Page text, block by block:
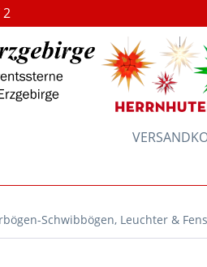
2
Schwibbögen, Leuchter &